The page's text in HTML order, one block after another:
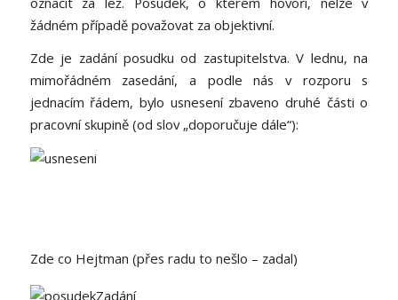
žádném případě považovat za objektivní.
Zde je zadání posudku od zastupitelstva. V lednu, na
mimořádném zasedání, a podle nás v rozporu s
jednacím řádem, bylo usnesení zbaveno druhé části o
pracovní skupině (od slov „doporučuje dále“):
Zde co Hejtman (přes radu to nešlo – zadal)